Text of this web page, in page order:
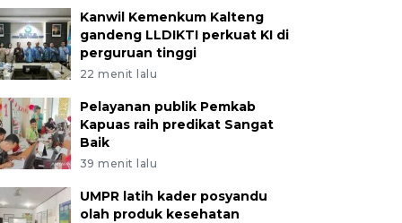
Kanwil Kemenkum Kalteng
gandeng LLDIKTI perkuat KI di
perguruan tinggi
22 menit lalu
Pelayanan publik Pemkab
Kapuas raih predikat Sangat
Baik
39 menit lalu
UMPR latih kader posyandu
olah produk kesehatan